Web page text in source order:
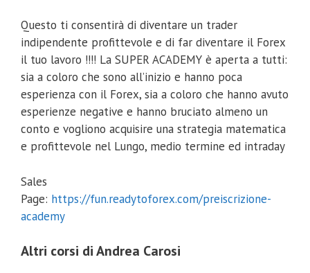
Questo ti consentirà di diventare un trader
indipendente profittevole e di far diventare il Forex
il tuo lavoro !!!! La SUPER ACADEMY è aperta a tutti:
sia a coloro che sono all’inizio e hanno poca
esperienza con il Forex, sia a coloro che hanno avuto
esperienze negative e hanno bruciato almeno un
conto e vogliono acquisire una strategia matematica
e profittevole nel Lungo, medio termine ed intraday
Sales
Page: https://fun.readytoforex.com/preiscrizione-
academy
Altri corsi di Andrea Carosi